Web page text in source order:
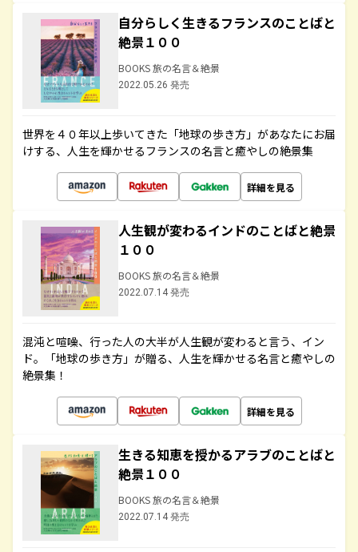
自分らしく生きるフランスのことばと
絶景１００
BOOKS 旅の名言＆絶景
2022.05.26 発売
世界を４０年以上歩いてきた「地球の歩き方」があなたにお届
けする、人生を輝かせるフランスの名言と癒やしの絶景集
詳細を見る
人生観が変わるインドのことばと絶景
１００
BOOKS 旅の名言＆絶景
2022.07.14 発売
混沌と喧噪、行った人の大半が人生観が変わると言う、イン
ド。「地球の歩き方」が贈る、人生を輝かせる名言と癒やしの
絶景集！
詳細を見る
生きる知恵を授かるアラブのことばと
絶景１００
BOOKS 旅の名言＆絶景
2022.07.14 発売